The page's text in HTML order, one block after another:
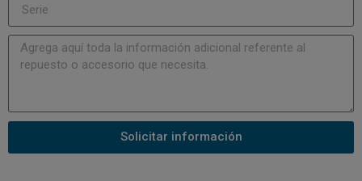
Solicitar información